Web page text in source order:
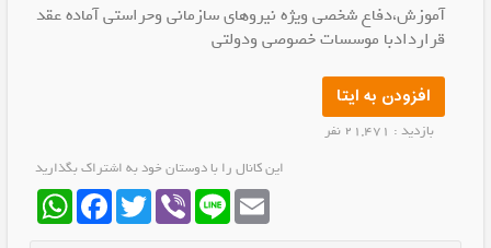
آموزش،دفاع شخصی ویژه نیروهای سازمانی وحراستی آماده عقد
قراردادبا موسسات خصوصی ودولتی
افزودن به ایتا
بازدید : 21,471 نفر
این کانال را با دوستان خود به اشتراک بگذارید
WhatsAppFacebookTwitter Viber Line Email